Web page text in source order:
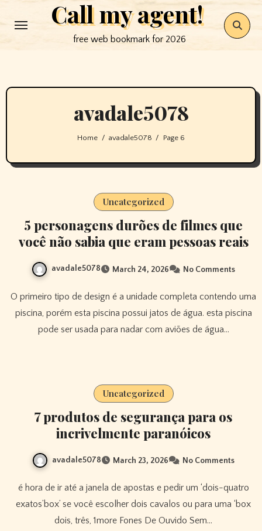
to
Call my agent!
free web bookmark for 2026
avadale5078
Home avadale5078 Page 6
Uncategorized
5 personagens durões de filmes que
você não sabia que eram pessoas reais
avadale5078 March 24, 2026 No Comments
O primeiro tipo de design é a unidade completa contendo uma
piscina, porém esta piscina possui jatos de água. esta piscina
pode ser usada para nadar com aviões de água…
Uncategorized
7 produtos de segurança para os
incrivelmente paranóicos
avadale5078 March 23, 2026 No Comments
é hora de ir até a janela de apostas e pedir um ‘dois-quatro
exatos’box’ se você escolher dois cavalos ou para uma ‘box
dois, três, 1more Fones De Ouvido Sem…